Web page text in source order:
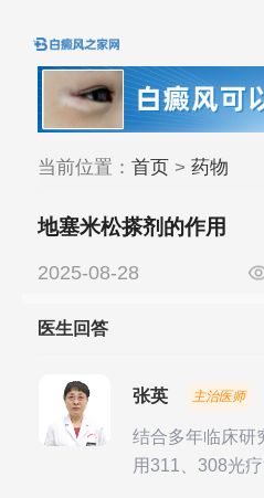
当前位置： 首页> 药物
地塞米松搽剂的作用
2025-08-28
医生回答
张英 主治医师
结合多年临床研
用311、308光